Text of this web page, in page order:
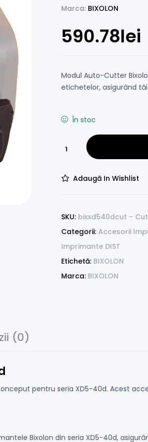
Marca: BIXOLON
590.78lei
Modul Auto-Cutter
etichetelor, asigurând
În stoc
Adaugă In Wishlist
SKU: bixxd540dcut –
Categorii:Accesorii
Imprimante DIST
Etichetă: BIXOLON
Marca: BIXOLON
(0)
pentru seria XD5-40d. Acest
Bixolon din seria XD5-40d,